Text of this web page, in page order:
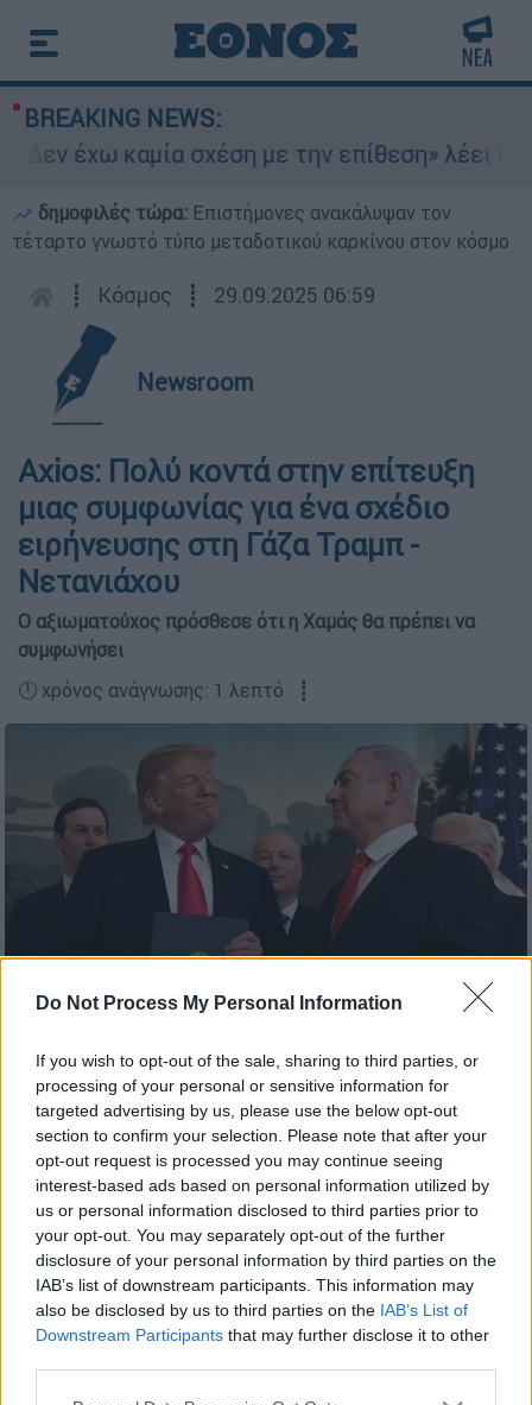
Do Not Process My Personal Information
If you wish to opt-out of the sale, sharing to third parties, or
processing of your personal or sensitive information for
targeted advertising by us, please use the below opt-out
section to confirm your selection. Please note that after your
opt-out request is processed you may continue seeing
interest-based ads based on personal information utilized by
us or personal information disclosed to third parties prior to
your opt-out. You may separately opt-out of the further
disclosure of your personal information by third parties on the
IAB’s list of downstream participants. This information may
also be disclosed by us to third parties on the IAB’s List of
Downstream Participants that may further disclose it to other
BREAKING NEWS:
έχω καμία σχέση με την επίθεση» λέει η
δημοφιλές τώρα: Επιστήμονες ανακάλυψαν τον
τέταρτο γνωστό τύπο μεταδοτικού καρκίνου στον κόσμο
┋ Κόσμος ┋ 29.09.2025 06:59
Newsroom
Axios: Πολύ κοντά στην επίτευξη
μιας συμφωνίας για ένα σχέδιο
ειρήνευσης στη Γάζα Τραμπ -
Νετανιάχου
Ο αξιωματούχος πρόσθεσε ότι η Χαμάς θα πρέπει να
συμφωνήσει
🕛 χρόνος ανάγνωσης: 1 λεπτό ┋
Ο Ντόναλντ Τραμπ χαμογελά στον Μπέντζαμιν Νετανιάχου, μετά
την υπογραφή μιας διακήρυξης στο Λευκό Οίκο (φωτογραφία
Προσθέστε το ΕΘΝΟΣ στη Google
ΟιΗΠΑκαι το Ισραήλ βρίσκονται πολύ κοντά
στην επίτευξη μιας συμφωνίας για ένα
σχέδιο του προέδρουΝτόναλντ Τραμπ
σχετικά με τον τερματισμό του πολέμου στη
Γάζα, μετά από συνομιλίες μεταξύ του
ειδικού απεσταλμένου Στιβ Γουίτκοφ, του
γαμπρού του Τραμπ, Τζάρεντ Κούσνερ και